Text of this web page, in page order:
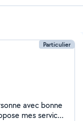
Particulier
avec bonne
mes services